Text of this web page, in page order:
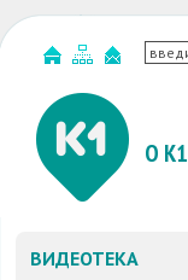
О К1
ВИДЕОТЕКА